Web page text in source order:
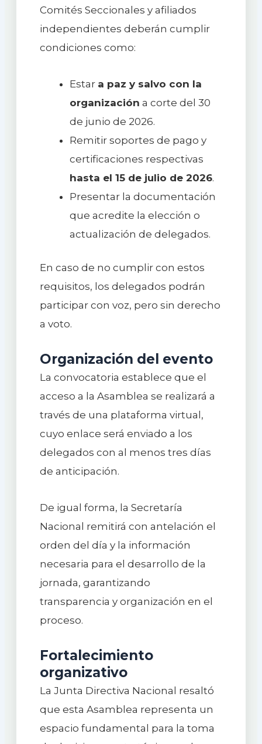
Comités Seccionales y afiliados
independientes deberán cumplir
condiciones como:
Estar a paz y salvo con la
organización a corte del 30
de junio de 2026.
Remitir soportes de pago y
certificaciones respectivas
hasta el 15 de julio de 2026.
Presentar la documentación
que acredite la elección o
actualización de delegados.
En caso de no cumplir con estos
requisitos, los delegados podrán
participar con voz, pero sin derecho
a voto.
Organización del evento
La convocatoria establece que el
acceso a la Asamblea se realizará a
través de una plataforma virtual,
cuyo enlace será enviado a los
delegados con al menos tres días
de anticipación.
De igual forma, la Secretaría
Nacional remitirá con antelación el
orden del día y la información
necesaria para el desarrollo de la
jornada, garantizando
transparencia y organización en el
proceso.
Fortalecimiento
organizativo
La Junta Directiva Nacional resaltó
que esta Asamblea representa un
espacio fundamental para la toma